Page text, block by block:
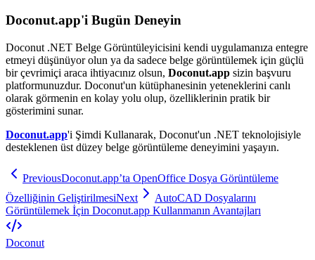
Doconut.app'i Bugün Deneyin
Doconut .NET Belge Görüntüleyicisini kendi uygulamanıza entegre
etmeyi düşünüyor olun ya da sadece belge görüntülemek için güçlü
bir çevrimiçi araca ihtiyacınız olsun, Doconut.app sizin başvuru
platformunuzdur. Doconut'un kütüphanesinin yeteneklerini canlı
olarak görmenin en kolay yolu olup, özelliklerinin pratik bir
gösterimini sunar.
Doconut.app'i Şimdi Kullanarak, Doconut'un .NET teknolojisiyle
desteklenen üst düzey belge görüntüleme deneyimini yaşayın.
PreviousDoconut.app’ta OpenOffice Dosya Görüntüleme
Özelliğinin GeliştirilmesiNext
AutoCAD Dosyalarını
Görüntülemek İçin Doconut.app Kullanmanın Avantajları
Doconut